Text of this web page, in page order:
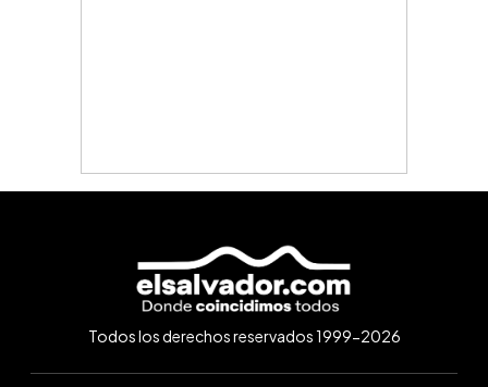
Todos los derechos reservados 1999-2026